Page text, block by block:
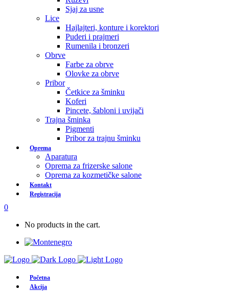
Sjaj za usne
Lice
Hajlajteri, konture i korektori
Puderi i prajmeri
Rumenila i bronzeri
Obrve
Farbe za obrve
Olovke za obrve
Pribor
Četkice za šminku
Koferi
Pincete, šabloni i uvijači
Trajna šminka
Pigmenti
Pribor za trajnu šminku
Oprema
Aparatura
Oprema za frizerske salone
Oprema za kozmetičke salone
Kontakt
Registracija
0
No products in the cart.
Početna
Akcija